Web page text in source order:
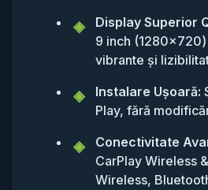
Display Superior
9 inch
vibrante și
Instalare Ușoară:
Play, fără
Conectivitate
CarPlay Wireless
Wireless,